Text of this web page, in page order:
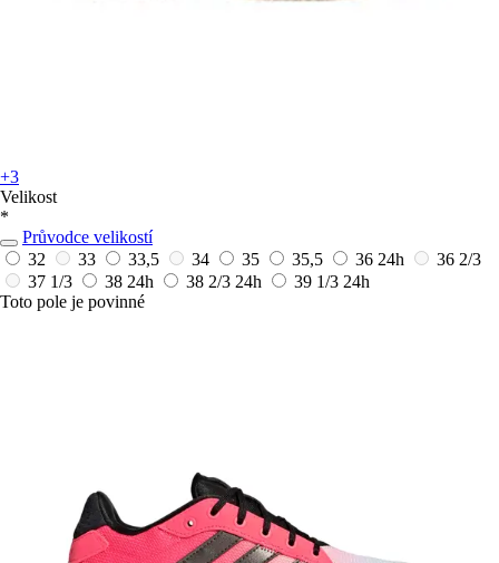
+3
Velikost
*
Průvodce velikostí
32
33 33,5 34 35 35,5 36 24h
36 2/3
37 1/3
38 24h 38 2/3 24h 39 1/3 24h
Toto pole je povinné